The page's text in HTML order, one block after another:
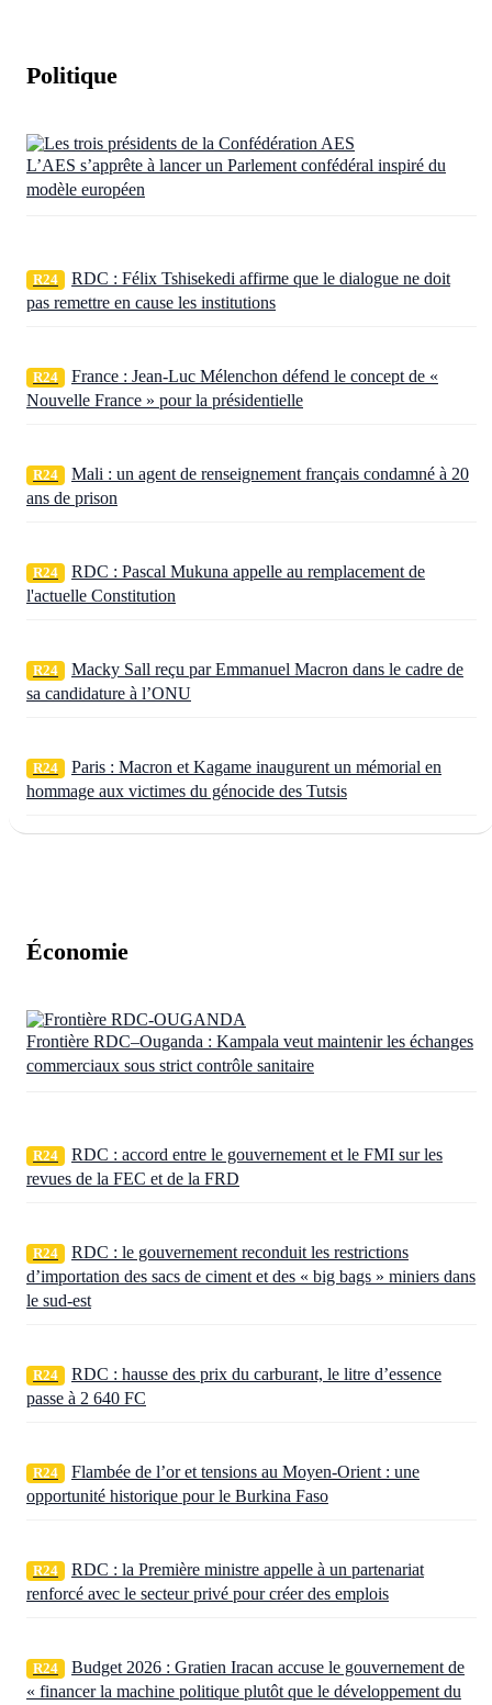
Politique
L’AES s’apprête à lancer un Parlement confédéral inspiré du
modèle européen
R24
RDC : Félix Tshisekedi affirme que le dialogue ne doit
pas remettre en cause les institutions
R24
France : Jean-Luc Mélenchon défend le concept de «
Nouvelle France » pour la présidentielle
R24
Mali : un agent de renseignement français condamné à 20
ans de prison
R24
RDC : Pascal Mukuna appelle au remplacement de
l'actuelle Constitution
R24
Macky Sall reçu par Emmanuel Macron dans le cadre de
sa candidature à l’ONU
R24
Paris : Macron et Kagame inaugurent un mémorial en
hommage aux victimes du génocide des Tutsis
Économie
Frontière RDC–Ouganda : Kampala veut maintenir les échanges
commerciaux sous strict contrôle sanitaire
R24
RDC : accord entre le gouvernement et le FMI sur les
revues de la FEC et de la FRD
R24
RDC : le gouvernement reconduit les restrictions
d’importation des sacs de ciment et des « big bags » miniers dans
le sud-est
R24
RDC : hausse des prix du carburant, le litre d’essence
passe à 2 640 FC
R24
Flambée de l’or et tensions au Moyen-Orient : une
opportunité historique pour le Burkina Faso
R24
RDC : la Première ministre appelle à un partenariat
renforcé avec le secteur privé pour créer des emplois
R24
Budget 2026 : Gratien Iracan accuse le gouvernement de
« financer la machine politique plutôt que le développement du